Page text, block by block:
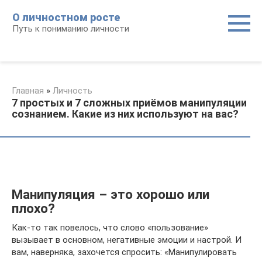
контенту
О личностном росте
Путь к пониманию личности
Главная » Личность
7 простых и 7 сложных приёмов манипуляции
сознанием. Какие из них используют на вас?
Манипуляция – это хорошо или
плохо?
Как-то так повелось, что слово «пользование»
вызывает в основном, негативные эмоции и настрой. И
вам, наверняка, захочется спросить: «Манипулировать